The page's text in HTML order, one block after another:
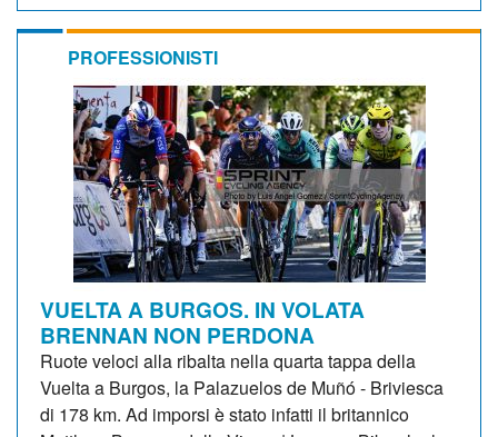
PROFESSIONISTI
VUELTA A BURGOS. IN VOLATA
BRENNAN NON PERDONA
Ruote veloci alla ribalta nella quarta tappa della
Vuelta a Burgos, la Palazuelos de Muñó - Briviesca
di 178 km. Ad imporsi è stato infatti il britannico